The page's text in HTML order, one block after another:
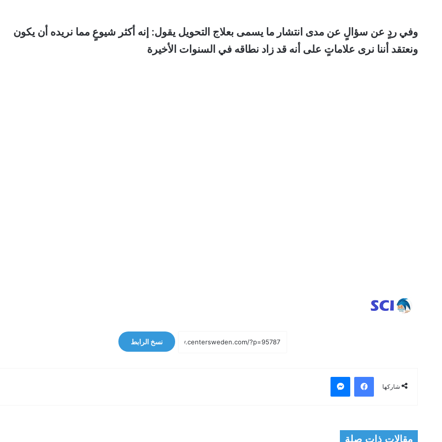
وفي ردٍ عن سؤالٍ عن مدى انتشار ما يسمى بعلاج التحويل يقول: إنه أكثر شيوعٍ مما نريده أن يكون
ونعتقد أننا نرى علاماتٍ على أنه قد زاد نطاقه في السنوات الأخيرة
نسخ الرابط
شاركها
فيسبوك ماسنجر
مقالات ذات صلة